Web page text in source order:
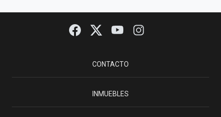
CONTACTO
INMUEBLES